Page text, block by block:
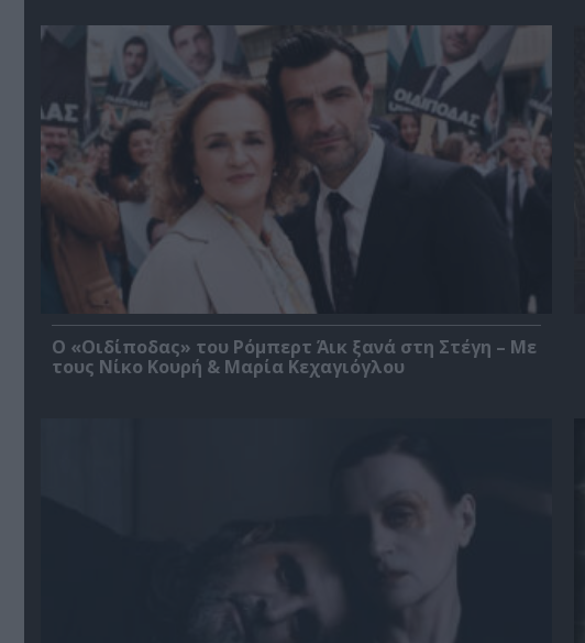
O «Οιδίποδας» του Ρόμπερτ Άικ ξανά στη Στέγη – Με
τους Νίκο Κουρή & Μαρία Κεχαγιόγλου